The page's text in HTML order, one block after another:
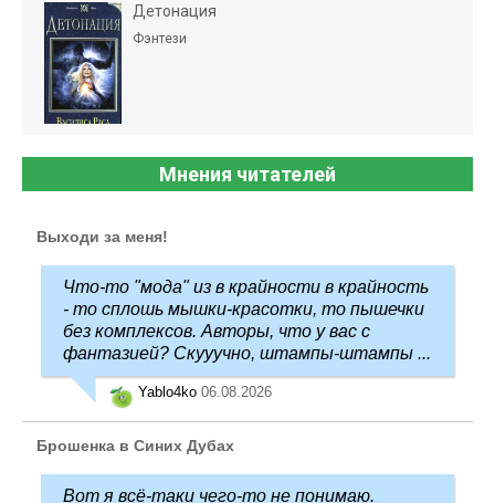
Детонация
Фэнтези
Мнения читателей
Выходи за меня!
Что-то "мода" из в крайности в крайность
- то сплошь мышки-красотки, то пышечки
без комплексов. Авторы, что у вас с
фантазией? Скууучно, штампы-штампы ...
Yablo4ko 06.08.2026
Брошенка в Синих Дубах
Вот я всё-таки чего-то не понимаю.